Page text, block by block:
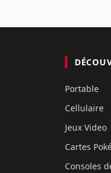
Portable
Cellulaire
Jeux Video
Cartes
Consoles